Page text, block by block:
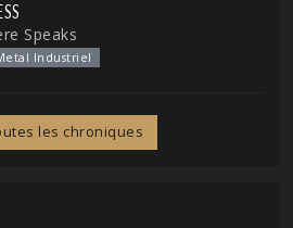
Speaks
Industriel
les chroniques